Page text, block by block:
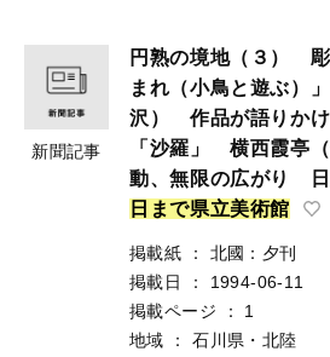
新聞記事
円熟の境地（３）
まれ（小鳥と遊ぶ）
沢） 作品が語りか
「沙羅」 横西霞亭
動、無限の広がり
日 まで県立美術館
掲載紙 ：
北國：夕刊
掲載日
：
1994-06-11
掲載ページ
：
1
地域
：
石川県・北陸